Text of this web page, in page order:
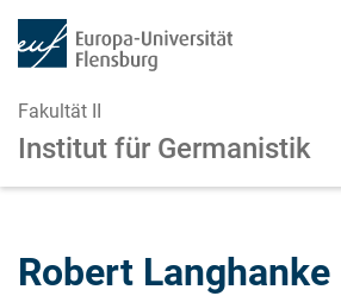
Fakultät II
Institut für Germanistik
Robert Langhanke